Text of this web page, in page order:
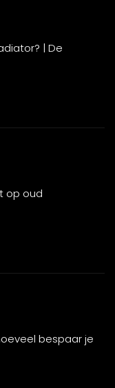
| De
op oud
bespaar je